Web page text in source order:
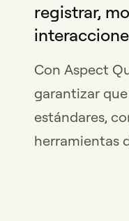
registrar,
Con Aspect
garantizar
estándares,
herramientas